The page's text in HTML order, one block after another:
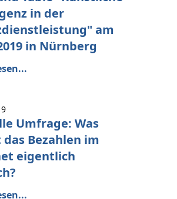
in der
am
in Nürnberg
Umfrage: Was
Bezahlen im
eigentlich